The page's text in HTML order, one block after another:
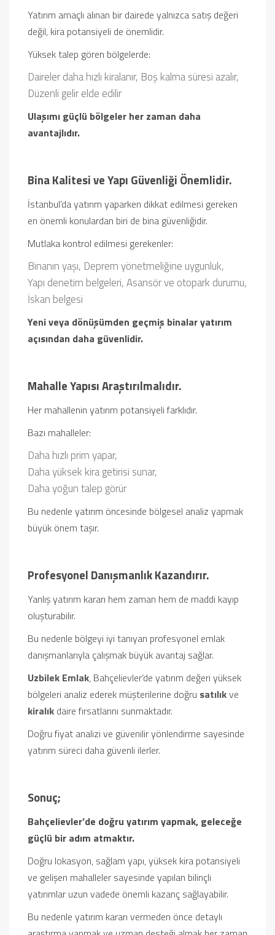
Yatırım amaçlı alınan bir dairede yalnızca satış değeri
değil, kira potansiyeli de önemlidir.
Yüksek talep gören bölgelerde:
Daireler daha hızlı kiralanır, Boş kalma süresi azalır,
Düzenli gelir elde edilir
Ulaşımı güçlü bölgeler her zaman daha
avantajlıdır.
Bina Kalitesi ve Yapı Güvenliği Önemlidir.
İstanbul’da yatırım yaparken dikkat edilmesi gereken
en önemli konulardan biri de bina güvenliğidir.
Mutlaka kontrol edilmesi gerekenler:
Binanın yaşı, Deprem yönetmeliğine uygunluk,
Yapı denetim belgeleri,Asansör ve otopark durumu,
İskan belgesi
Yeni veya dönüşümden geçmiş binalar yatırım
açısından daha güvenlidir.
Mahalle Yapısı Araştırılmalıdır.
Her mahallenin yatırım potansiyeli farklıdır.
Bazı mahalleler:
Daha hızlı prim yapar,
Daha yüksek kira getirisi sunar,
Daha yoğun talep görür
Bu nedenle yatırım öncesinde bölgesel analiz yapmak
büyük önem taşır.
Profesyonel Danışmanlık Kazandırır.
Yanlış yatırım kararı hem zaman hem de maddi kayıp
oluşturabilir.
Bu nedenle bölgeyi iyi tanıyan profesyonel emlak
danışmanlarıyla çalışmak büyük avantaj sağlar.
Uzbilek Emlak, Bahçelievler’de yatırım değeri yüksek
bölgeleri analiz ederek müşterilerine doğru satılıkve
kiralık daire fırsatlarını sunmaktadır.
Doğru fiyat analizi ve güvenilir yönlendirme sayesinde
yatırım süreci daha güvenli ilerler.
Sonuç;
Bahçelievler’de doğru yatırım yapmak, geleceğe
güçlü bir adım atmaktır.
Doğru lokasyon, sağlam yapı, yüksek kira potansiyeli
ve gelişen mahalleler sayesinde yapılan bilinçli
yatırımlar uzun vadede önemli kazanç sağlayabilir.
Bu nedenle yatırım kararı vermeden önce detaylı